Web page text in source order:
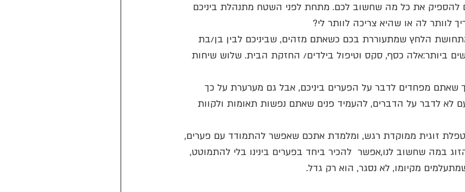
להספיק את כל מה שחשוב לכם. מתחת לפני השטח מתנהלת ביניכם
לוותר לה או שהיא צריכה לוותר לי?
הלחץ שמתעוררת בכם כשאתם מזהים, שביניכם לבין בן/בת
ביותר:אלה כסף, סקס וטיפול בילדים/ החזקת הבית. שלוש שיחות
שאתם מפחדים לדבר על הפערים ביניכם, אבל גם מערערת על כך
לא לדבר על הדברים, להעמיד פנים שאתם נפשות תאומות ולקוות
זוגית ממוקדת רגש, ומלמדת אתכם שאפשר להתמודד עם פערים,
במה שחשוב לנו,אפשר  להכיר ביחד בפערים בינינו בלי להתמוטט,
מקיומו, לא נסגר, הוא רק גדל.